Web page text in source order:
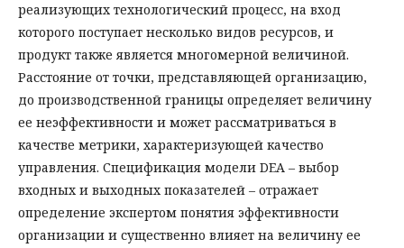
реализующих технологический процесс, на вход
которого поступает несколько видов ресурсов, и
продукт также является многомерной величиной.
Расстояние от точки, представляющей организацию,
до производственной границы определяет величину
ее неэффективности и может рассматриваться в
качестве метрики, характеризующей качество
управления. Спецификация модели DEA – выбор
входных и выходных показателей – отражает
определение экспертом понятия эффективности
организации и существенно влияет на величину ее